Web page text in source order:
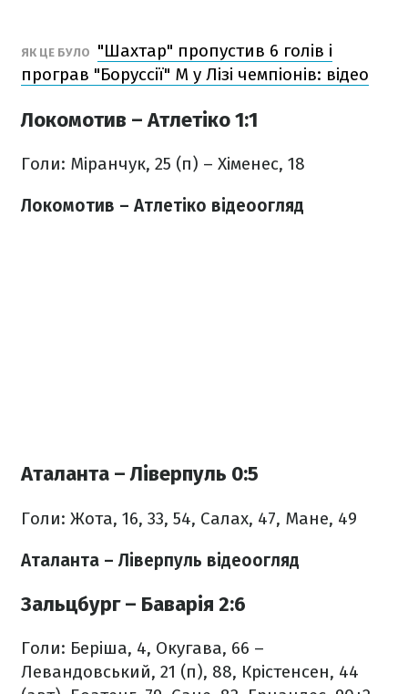
ЯК ЦЕ БУЛО
"Шахтар" пропустив 6 голів і
програв "Боруссії" М у Лізі чемпіонів: відео
Локомотив – Атлетіко 1:1
Голи: Міранчук, 25 (п) – Хіменес, 18
Локомотив – Атлетіко відеоогляд
Аталанта – Ліверпуль 0:5
Голи: Жота, 16, 33, 54, Салах, 47, Мане, 49
Аталанта – Ліверпуль відеоогляд
Зальцбург – Баварія 2:6
Голи: Беріша, 4, Окугава, 66 –
Левандовський, 21 (п), 88, Крістенсен, 44